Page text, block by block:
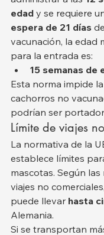
edad y se requiere
espera de 21 días
vacunación, la edad
para la entrada es:
15 semanas de
Esta norma impide
cachorros no
podrían ser
Límite de viajes
La normativa de la
establece límites
mascotas. Según
viajes no
puede llevar hasta
Alemania.
Si se transportan